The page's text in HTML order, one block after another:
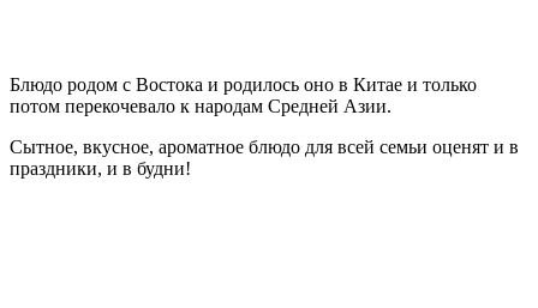
Блюдо родом с Востока и родилось оно в Китае и только
потом перекочевало к народам Средней Азии.
Сытное, вкусное, ароматное блюдо для всей семьи оценят и в
праздники, и в будни!